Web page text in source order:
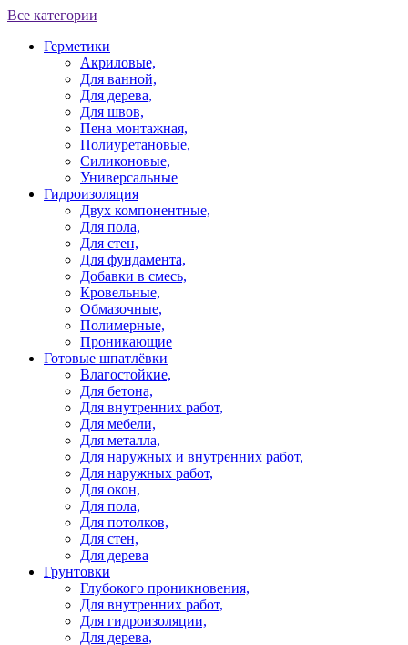
Все категории
Герметики
Акриловые,
Для ванной,
Для дерева,
Для швов,
Пена монтажная,
Полиуретановые,
Силиконовые,
Универсальные
Гидроизоляция
Двух компонентные,
Для пола,
Для стен,
Для фундамента,
Добавки в смесь,
Кровельные,
Обмазочные,
Полимерные,
Проникающие
Готовые шпатлёвки
Влагостойкие,
Для бетона,
Для внутренних работ,
Для мебели,
Для металла,
Для наружных и внутренних работ,
Для наружных работ,
Для окон,
Для пола,
Для потолков,
Для стен,
Для дерева
Грунтовки
Глубокого проникновения,
Для внутренних работ,
Для гидроизоляции,
Для дерева,